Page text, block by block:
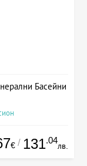
Басейни
€ / 131.04
лв.